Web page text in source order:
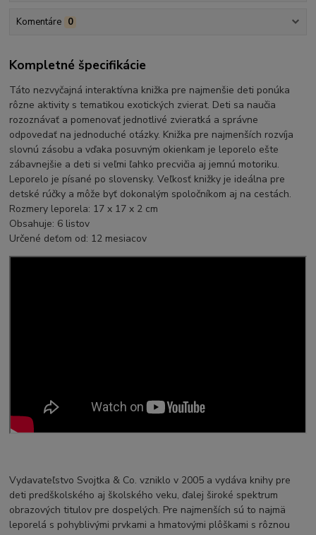
Komentáre 0
Kompletné špecifikácie
Táto nezvyčajná interaktívna knižka pre najmenšie deti ponúka
rôzne aktivity s tematikou exotických zvierat. Deti sa naučia
rozoznávať a pomenovať jednotlivé zvieratká a správne
odpovedať na jednoduché otázky. Knižka pre najmenších rozvíja
slovnú zásobu a vďaka posuvným okienkam je leporelo ešte
zábavnejšie a deti si veľmi ľahko precvičia aj jemnú motoriku.
Leporelo je písané po slovensky. Veľkosť knižky je ideálna pre
detské rúčky a môže byť dokonalým spoločníkom aj na cestách.
Rozmery leporela: 17 x 17 x 2 cm
Obsahuje: 6 listov
Určené deťom od: 12 mesiacov
Vydavateľstvo Svojtka & Co. vzniklo v 2005 a vydáva knihy pre
deti predškolského aj školského veku, ďalej široké spektrum
obrazových titulov pre dospelých. Pre najmenších sú to najmä
leporelá s pohyblivými prvkami a hmatovými plôškami s rôznou